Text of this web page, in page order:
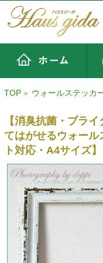
TOP > ウォールステッカ
【消臭抗菌・ブラ
てはがせるウォール
ト対応・A4サイズ】